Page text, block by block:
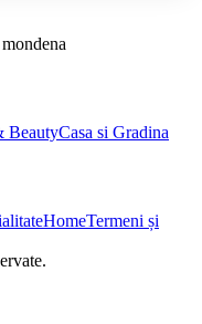
BeautyCasa si Gradina
HomeTermeni și